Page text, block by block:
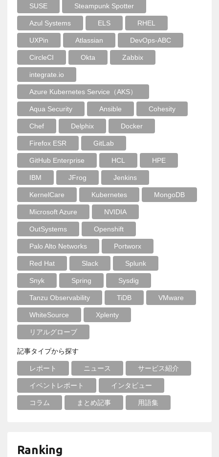
SUSE Steampunk Spotter
Azul Systems ELS RHEL
UXPin Atlassian DevOps-ABC
CircleCI Okta Zabbix
integrate.io
Azure Kubernetes Service（AKS）
Aqua Security Ansible Cohesity
Chef Delphix Docker
Firefox ESR GitLab
GitHub Enterprise HCL HPE
IBM JFrog Jenkins
KernelCare Kubernetes MongoDB
Microsoft Azure NVIDIA
OutSystems Openshift
Palo Alto Networks Portworx
Red Hat Slack Splunk
Snyk Spring Sysdig
Tanzu Observability TiDB VMware
WhiteSource Xplenty
リアルグローブ
記事タイプから探す
レポート ニュース サービス紹介
イベントレポート インタビュー
コラム まとめ記事 用語集
Ranking